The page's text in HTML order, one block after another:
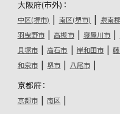
大阪府(市外)：
中区(堺市) 南区(堺市) 泉南郡
羽曳野市
高槻市 寝屋川市
貝塚市
高石市 岸和田市
和泉市
堺市 八尾市
京都府：
京都市 南区